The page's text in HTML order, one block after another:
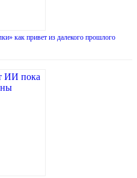
как привет из далекого прошлого